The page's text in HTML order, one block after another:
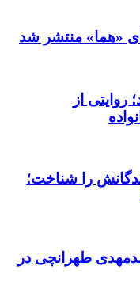
«هما» منتشر شد
از
را شناخت؛
طهرانچی در